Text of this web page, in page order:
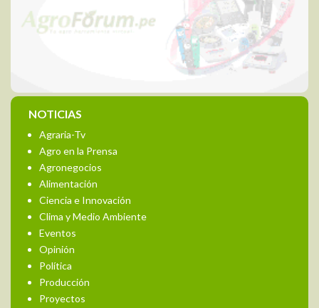
NOTICIAS
Agraria-Tv
Agro en la Prensa
Agronegocios
Alimentación
Ciencia e Innovación
Clima y Medio Ambiente
Eventos
Opinión
Política
Producción
Proyectos